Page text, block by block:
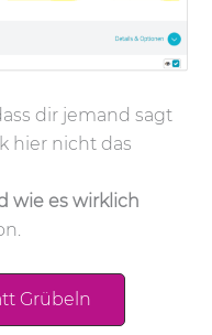
dir jemand sagt
hier nicht das
wie es wirklich
Grübeln